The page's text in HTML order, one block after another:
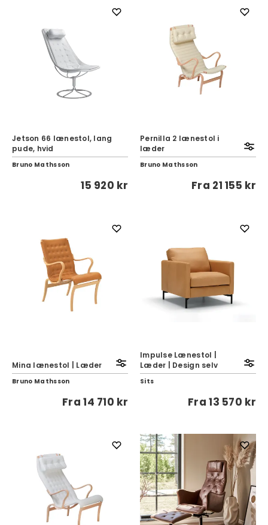
Jetson 66 lænestol, lang
pude, hvid
Bruno Mathsson
15 920 kr
Pernilla 2 lænestol i
læder
Bruno Mathsson
Fra 21 155 kr
Mina lænestol | Læder
Bruno Mathsson
Fra14 710 kr
Impulse Lænestol |
Læder | Design selv
Sits
Fra13 570 kr